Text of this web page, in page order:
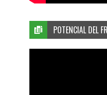
POTENCIAL DEL